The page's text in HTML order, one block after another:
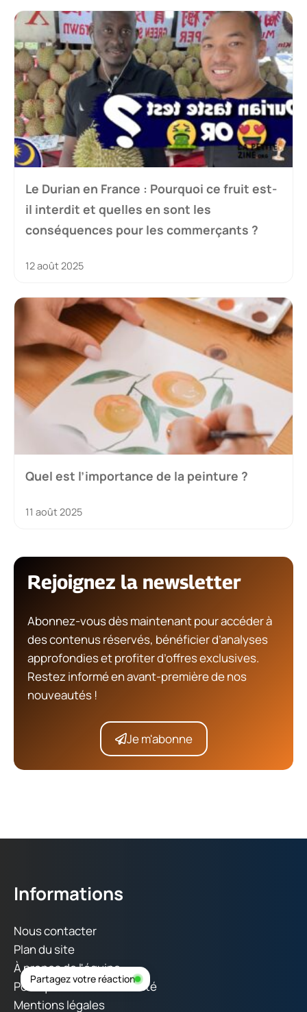
Le Durian en France : Pourquoi ce fruit est-
il interdit et quelles en sont les
conséquences pour les commerçants ?
12 août 2025
Quel est l’importance de la peinture ?
11 août 2025
Rejoignez la newsletter
Abonnez-vous dès maintenant pour accéder à
des contenus réservés, bénéficier d’analyses
approfondies et profiter d’offres exclusives.
Restez informé en avant-première de nos
nouveautés !
Je m'abonne
Informations
Nous contacter
Plan du site
À propos de l'équipe
Politique de confidentialité
Mentions légales
Partagez votre réaction